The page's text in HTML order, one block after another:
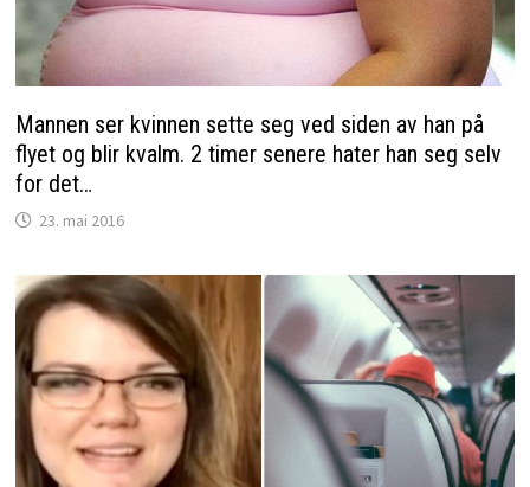
Mannen ser kvinnen sette seg ved siden av han på
flyet og blir kvalm. 2 timer senere hater han seg selv
for det…
23. mai 2016